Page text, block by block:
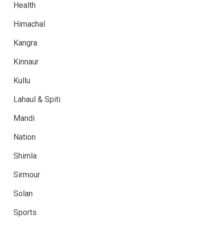
Health
Himachal
Kangra
Kinnaur
Kullu
Lahaul & Spiti
Mandi
Nation
Shimla
Sirmour
Solan
Sports